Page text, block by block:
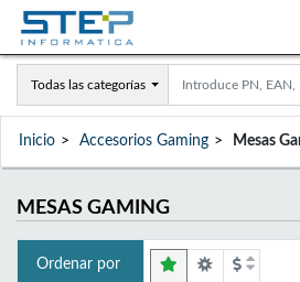
Todas las categorías
Inicio Accesorios Gaming Mesas
MESAS GAMING
Ordenar por